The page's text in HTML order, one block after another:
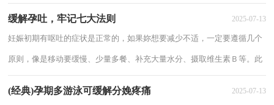
缓解孕吐，牢记七大法则 2025-07-13
妊娠初期有呕吐的症状是正常的，如果妳想要减少不适，一定要遵循几个
原则，像是移动要缓慢、少量多餐、补充大量水分、摄取维生素Ｂ等。此
(经典)孕期多游泳可缓解分娩疼痛 2025-07-13